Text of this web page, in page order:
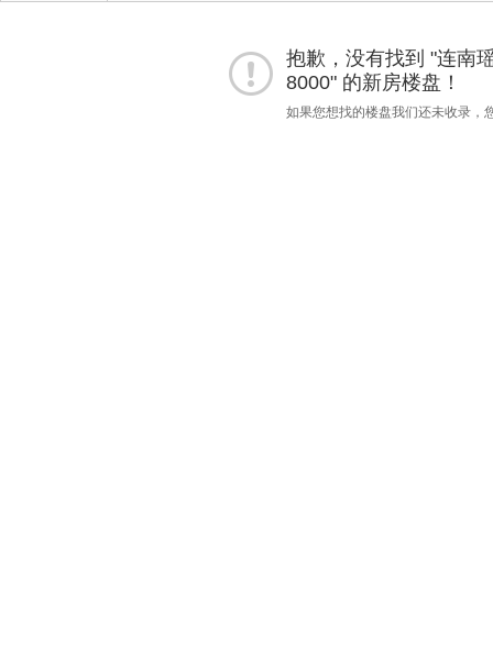
抱歉，没有找到 "连南
8000" 的新房楼盘！
如果您想找的楼盘我们还未收录，